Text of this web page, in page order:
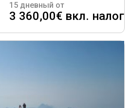
15 дневный от
3 360,00€ вкл. налог